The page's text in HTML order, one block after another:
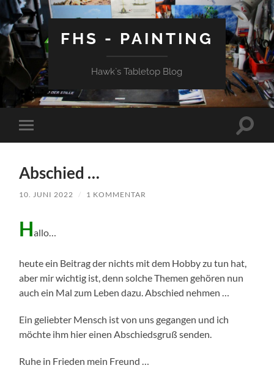
FHS - PAINTING
Hawk`s Tabletop Blog
Mobile-
Menü
Abschied …
10. JUNI 2022 / 1 KOMMENTAR
Hallo…
heute ein Beitrag der nichts mit dem Hobby zu tun hat,
aber mir wichtig ist, denn solche Themen gehören nun
auch ein Mal zum Leben dazu. Abschied nehmen …
Ein geliebter Mensch ist von uns gegangen und ich
möchte ihm hier einen Abschiedsgruß senden.
Ruhe in Frieden mein Freund …